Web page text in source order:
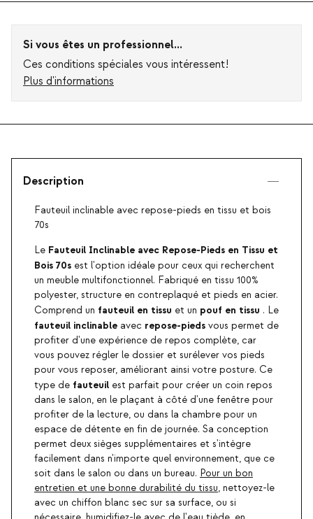
Si vous êtes un professionnel...
Ces conditions spéciales vous intéressent!
Plus d'informations
Description
Fauteuil inclinable avec repose-pieds en tissu et bois
70s
Le Fauteuil Inclinable avec Repose-Pieds en Tissu et
Bois 70s est l'option idéale pour ceux qui recherchent
un meuble multifonctionnel. Fabriqué en tissu 100%
polyester, structure en contreplaqué et pieds en acier.
Comprend un fauteuil en tissu et un pouf en tissu . Le
fauteuil inclinable avec repose-pieds vous permet de
profiter d'une expérience de repos complète, car
vous pouvez régler le dossier et surélever vos pieds
pour vous reposer, améliorant ainsi votre posture. Ce
type de fauteuil est parfait pour créer un coin repos
dans le salon, en le plaçant à côté d'une fenêtre pour
profiter de la lecture, ou dans la chambre pour un
espace de détente en fin de journée. Sa conception
permet deux sièges supplémentaires et s'intègre
facilement dans n'importe quel environnement, que ce
soit dans le salon ou dans un bureau. Pour un bon
entretien et une bonne durabilité du tissu, nettoyez-le
avec un chiffon blanc sec sur sa surface, ou si